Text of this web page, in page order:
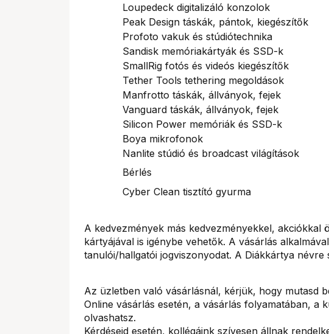
Loupedeck digitalizáló konzolok
Peak Design táskák, pántok, kiegészítők
Profoto vakuk és stúdiótechnika
Sandisk memóriakártyák és SSD-k
SmallRig fotós és videós kiegészítők
Tether Tools tethering megoldások
Manfrotto táskák, állványok, fejek
Vanguard táskák, állványok, fejek
Silicon Power memóriák és SSD-k
Boya mikrofonok
Nanlite stúdió és broadcast világítások
Bérlés
Cyber Clean tisztító gyurma
A kedvezmények más kedvezményekkel,
kártyájával is igénybe vehetők. A vásárlás
tanulói/hallgatói jogviszonyodat. A Diákkártya névre
Az üzletben való vásárlásnál, kérjük, hogy mutasd
Online vásárlás esetén, a vásárlás folyamatában,
olvashatsz.
Kérdéseid esetén, kollégáink szívesen állnak